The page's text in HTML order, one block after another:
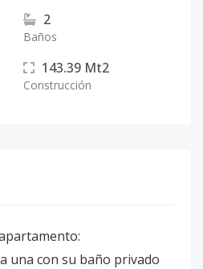
2
Baños
143.39 Mt2
Construcción
una con su baño privado